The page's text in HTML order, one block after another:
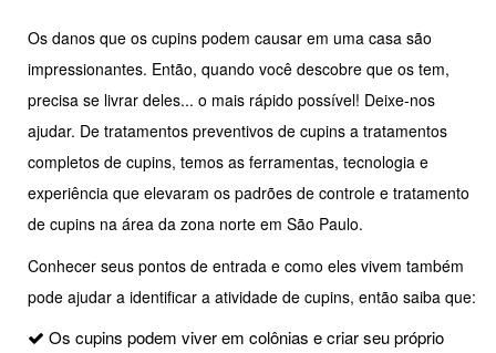
Os danos que os cupins podem causar em uma casa são
impressionantes. Então, quando você descobre que os tem,
precisa se livrar deles... o mais rápido possível! Deixe-nos
ajudar. De tratamentos preventivos de cupins a tratamentos
completos de cupins, temos as ferramentas, tecnologia e
experiência que elevaram os padrões de controle e tratamento
de cupins na área da zona norte em São Paulo.
Conhecer seus pontos de entrada e como eles vivem também
pode ajudar a identificar a atividade de cupins, então saiba que:
Os cupins podem viver em colônias e criar seu próprio